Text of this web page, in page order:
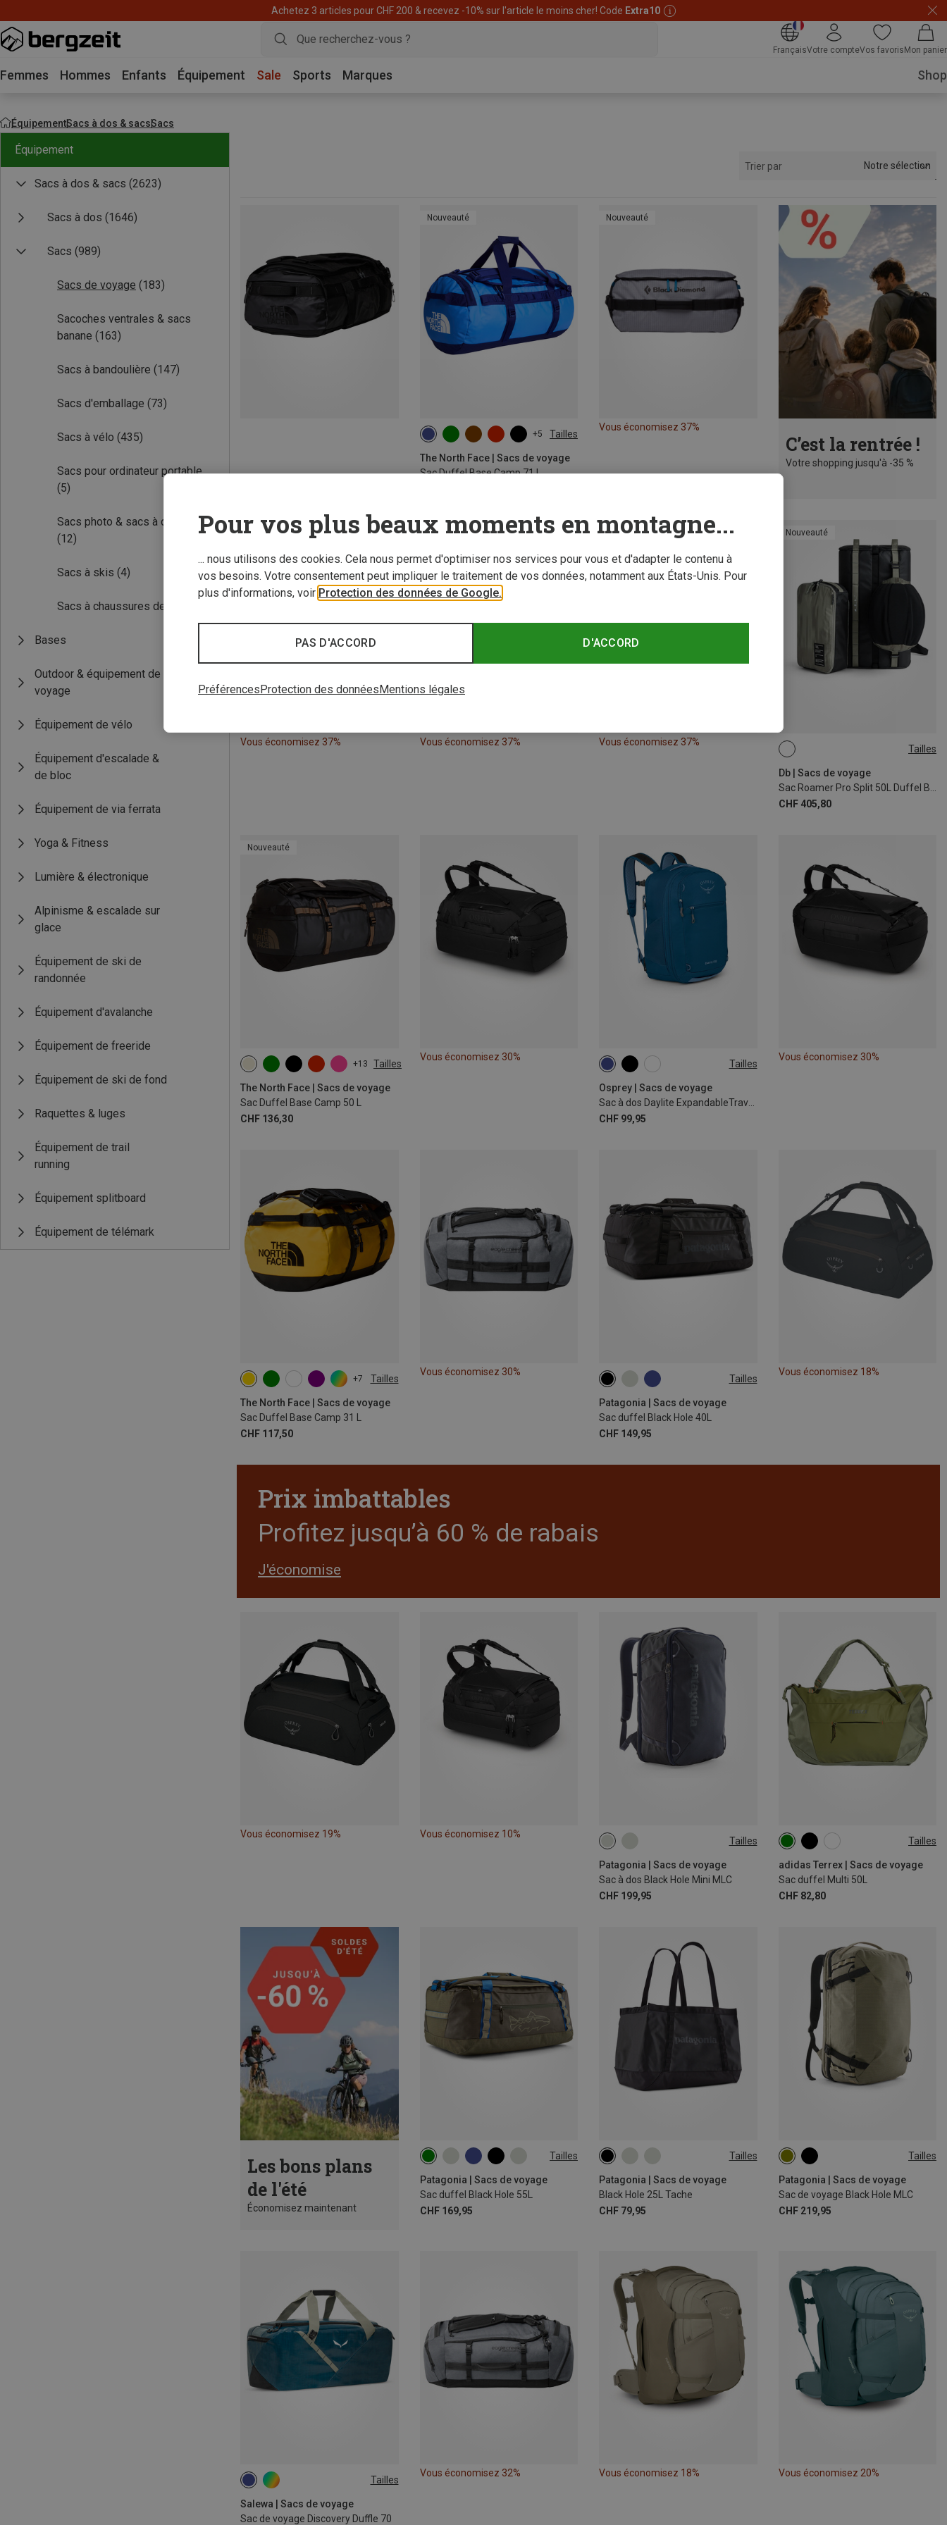
Achetez 3 articles pour CHF 200 & recevez -10% sur l'article le moins cher! Code Extra10
FrançaisVotre compteVos favoris Mon panier
Femmes Hommes Enfants Équipement Sale Sports Marques Shop
ÉquipementSacs à dos & sacsSacs
Équipement
Sacs à dos & sacs (2623)
Sacs à dos (1646)
Sacs (989)
Sacs de voyage (183)
Sacoches ventrales & sacs
banane (163)
Sacs à bandoulière (147)
Sacs d'emballage (73)
Sacs à vélo (435)
Sacs pour ordinateur portable
(5)
Sacs photo & sacs à dos photo
(12)
Sacs à skis (4)
Sacs à chaussures de ski
Bases
Outdoor & équipement de
voyage
Équipement de vélo
Équipement d'escalade &
de bloc
Équipement de via ferrata
Yoga & Fitness
Lumière & électronique
Alpinisme & escalade sur
glace
Équipement de ski de
randonnée
Équipement d'avalanche
Équipement de freeride
Équipement de ski de fond
Raquettes & luges
Équipement de trail
running
Équipement splitboard
Équipement de télémark
Trier par Notre sélection
Nouveauté
+5 Tailles
The North Face | Sacs de voyage
Sac Duffel Base Camp 71 L
71L
Nouveauté
Vous économisez 37%
C’est la rentrée !
Votre shopping jusqu'à -35 %
Nouveauté
Vous économisez 37%
Nouveauté
Vous économisez 37%
Nouveauté
Vous économisez 37%
Nouveauté
Tailles
Db | Sacs de voyage
CHF 405,80
50L
Nouveauté
+13 Tailles
The North Face | Sacs de voyage
Sac Duffel Base Camp 50 L
CHF 136,30
50L
Vous économisez 30%
Tailles
Osprey | Sacs de voyage
CHF 99,95
26+6L
Vous économisez 30%
+7 Tailles
The North Face | Sacs de voyage
Sac Duffel Base Camp 31 L
CHF 117,50
31L
Vous économisez 30%
Tailles
Patagonia | Sacs de voyage
Sac duffel Black Hole 40L
CHF 149,95
40L
Vous économisez 18%
Prix imbattables
Profitez jusqu’à 60 % de rabais
J'économise
Vous économisez 19% Vous économisez 10%
Tailles
Patagonia | Sacs de voyage
Sac à dos Black Hole Mini MLC
CHF 199,95
30L Tailles
adidas Terrex | Sacs de voyage
Sac duffel Multi 50L
CHF 82,80
50L
Les bons plans
de l'été
Économisez maintenant
Tailles
Patagonia | Sacs de voyage
Sac duffel Black Hole 55L
CHF 169,95
55L Tailles
Patagonia | Sacs de voyage
Black Hole 25L Tache
CHF 79,95
25L Tailles
Patagonia | Sacs de voyage
Sac de voyage Black Hole MLC
CHF 219,95
45L
Tailles
Salewa | Sacs de voyage
Sac de voyage Discovery Duffle 70
70L
Vous économisez 32% Vous économisez 18% Vous économisez 20%
Pour vos plus beaux moments en montagne...
... nous utilisons des cookies. Cela nous permet d'optimiser nos services pour vous et d'adapter le contenu à
vos besoins. Votre consentement peut impliquer le traitement de vos données, notamment aux États-Unis. Pour
plus d'informations, voir Protection des données de Google.
D'ACCORD
PAS D'ACCORD
PréférencesProtection des donnéesMentions légales